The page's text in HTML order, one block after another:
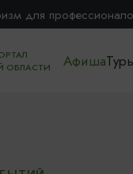
для
ОБЛАСТИ
Афиша